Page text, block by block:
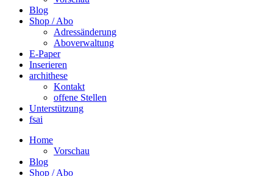
Blog
Shop / Abo
Adressänderung
Aboverwaltung
E-Paper
Inserieren
archithese
Kontakt
offene Stellen
Unterstützung
fsai
Home
Vorschau
Blog
Shop / Abo